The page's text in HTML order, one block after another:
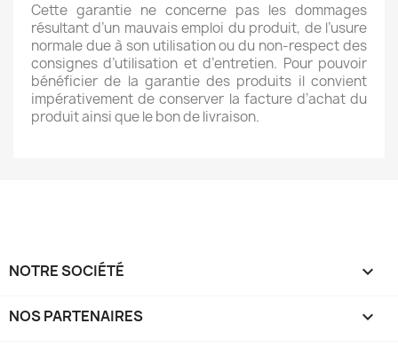
Cette garantie ne concerne pas les dommages
résultant d’un mauvais emploi du produit, de l’usure
normale due à son utilisation ou du non-respect des
consignes d’utilisation et d’entretien. Pour pouvoir
bénéficier de la garantie des produits il convient
impérativement de conserver la facture d’achat du
produit ainsi que le bon de livraison.
NOTRE SOCIÉTÉ 
NOS PARTENAIRES 